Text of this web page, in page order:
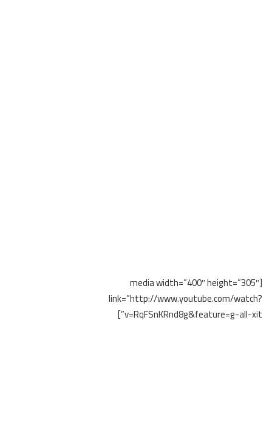
[media width=”400″ height=”305″
link=”http://www.youtube.com/watch?
v=RqFSnKRnd8g&feature=g-all-xit”]